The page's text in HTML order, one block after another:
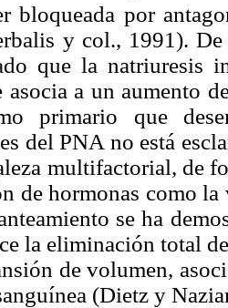
bloqueada por
y col., 1991).
que la natriuresis
asocia a un aumento
primario que
del PNA no está
multifactorial, de
de hormonas como
se ha
la eliminación total
de volumen,
(Dietz y